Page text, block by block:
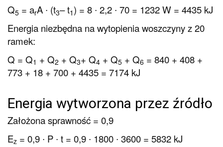
Q5 = arA ∙ (t3– t1 ) = 8 ∙ 2,2 ∙ 70 = 1232 W = 4435 kJ
Energia niezbędna na wytopienia woszczyny z 20
ramek:
Q = Q1 + Q2 + Q3+ Q4 + Q5 + Q6 = 840 + 408 +
773 + 18 + 700 + 4435 = 7174 kJ
Energia wytworzona przez źródło
Założona sprawność = 0,9
Ez = 0,9 ∙ P ∙ t = 0,9 ∙ 1800 ∙ 3600 = 5832 kJ